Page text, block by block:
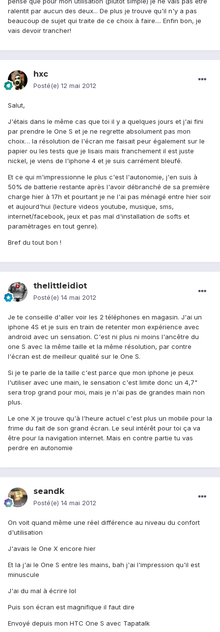
ralentit par aucun des deux... De plus je trouve qu'il n'y a pas
beaucoup de sujet qui traite de ce choix à faire.... Enfin bon, je
vais devoir trancher!
hxc
Posté(e) 12 mai 2012
Salut,
J'étais dans le même cas que toi il y a quelques jours et j'ai fini
par prendre le One S et je ne regrette absolument pas mon
choix… la résolution de l'écran me faisait peur également sur le
papier ou les tests que je lisais mais franchement il est juste
nickel, je viens de l'iphone 4 et je suis carrément bleufé.
Et ce qui m'impressionne le plus c'est l'autonomie, j'en suis à
50% de batterie restante après l'avoir débranché de sa première
charge hier à 17h et pourtant je ne l'ai pas ménagé entre hier soir
et aujourd'hui (lecture videos youtube, musique, sms,
internet/facebook, jeux et pas mal d'installation de softs et
paramètrages en tout genre).
Bref du tout bon !
thelittleidiot
Posté(e) 14 mai 2012
Je te conseille d'aller voir les 2 téléphones en magasin. J'ai un
iphone 4S et je suis en train de retenter mon expérience avec
android avec un sensation. C'est ni plus ni moins l'ancêtre du
one S avec la même taille et la même résolution, par contre
l'écran est de meilleur qualité sur le One S.
Si je te parle de la taille c'est parce que mon iphone je peux
l'utiliser avec une main, le sensation c'est limite donc un 4,7"
sera trop grand pour moi, mais je n'ai pas de grandes main non
plus.
Le one X je trouve qu'à l'heure actuel c'est plus un mobile pour la
frime du fait de son grand écran. Le seul intérêt pour toi ça va
être pour la navigation internet. Mais en contre partie tu vas
perdre en autonomie
seandk
Posté(e) 14 mai 2012
On voit quand même une réel différence au niveau du confort
d'utilisation
J'avais le One X encore hier
Et la j'ai le One S entre les mains, bah j'ai l'impression qu'il est
minuscule
J'ai du mal à écrire lol
Puis son écran est magnifique il faut dire
Envoyé depuis mon HTC One S avec Tapatalk